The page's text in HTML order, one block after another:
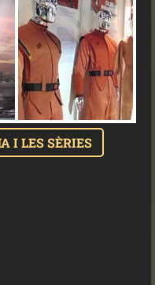
I LES SÈRIES